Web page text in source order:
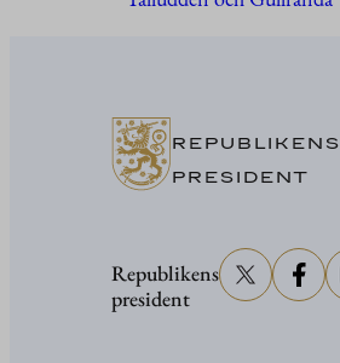
REPUBLIKENS
PRESIDENT
Republikens
president